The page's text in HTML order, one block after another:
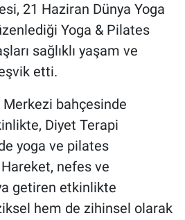
21 Haziran Dünya Yoga
Yoga & Pilates
sağlıklı yaşam ve
etti.
bahçesinde
Diyet Terapi
yoga ve pilates
Hareket, nefes ve
getiren etkinlikte
hem de zihinsel olarak